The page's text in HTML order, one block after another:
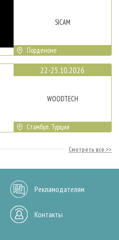
SICAM
Порденоне
22-25.10.2026
WOODTECH
Стамбул, Турция
Смотреть все
Рекламодателям
Контакты